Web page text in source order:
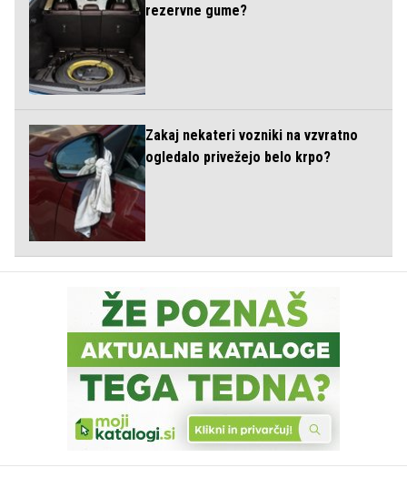
rezervne gume?
Zakaj nekateri vozniki na vzvratno
ogledalo privežejo belo krpo?